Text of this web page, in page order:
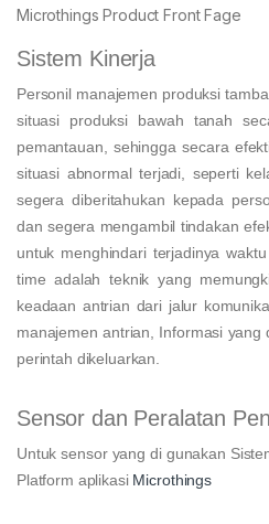
Microthings Product Front Fage
Sistem Kinerja
Personil manajemen produksi
situasi produksi bawah tanah
pemantauan, sehingga secara
situasi abnormal terjadi, seperti
segera diberitahukan kepada
dan segera mengambil tindakan
untuk menghindari terjadinya
time adalah teknik yang
keadaan antrian dari jalur
manajemen antrian, Informasi
perintah dikeluarkan.
Sensor dan Peralatan
Untuk sensor yang di gunakan
Platform aplikasi Microthings